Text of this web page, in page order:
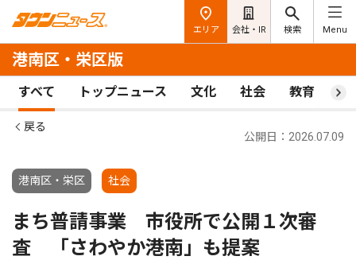
エリア 会社・IR 検索 Menu
港南区・栄区版
すべて トップニュース 文化 社会 教育 ス
戻る
港南区・栄区 社会
公開日：2026.07.09
まち普請事業 市役所で公開１次審
査 「さわやか港南」も提案